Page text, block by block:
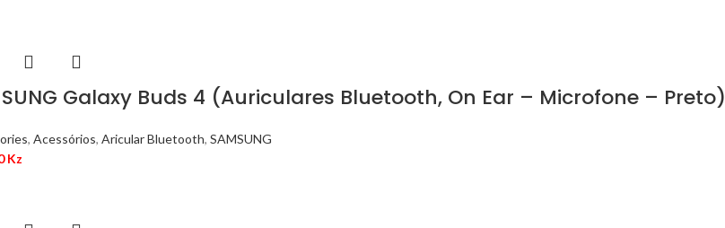
Galaxy Buds 4 (Auriculares Bluetooth, On Ear – Microfone – Preto)
, Acessórios, Aricular Bluetooth, SAMSUNG
Kz